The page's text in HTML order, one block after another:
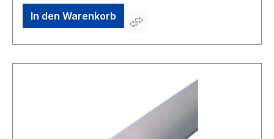
In den Warenkorb